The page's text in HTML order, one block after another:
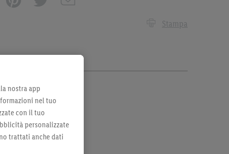
Stampa
nostra app
nel tuo
con il tuo
personalizzate
trattati anche dati